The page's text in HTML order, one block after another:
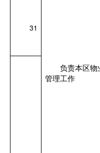
负责本区物
管理工作
31